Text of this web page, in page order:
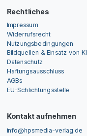
Rechtliches
Impressum
Widerrufsrecht
Nutzungsbedingungen
Bildquellen & Einsatz von KI
Datenschutz
Haftungsausschluss
AGBs
EU-Schlichtungsstelle
Kontakt aufnehmen
info@hpsmedia-verlag.de